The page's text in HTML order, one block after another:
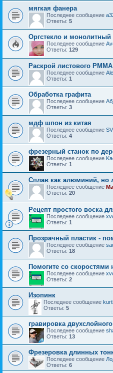
мягкая фанера
Последнее сообщение
Ответы: 5
Оргстекло и монолитный
Последнее сообщение
Ответы: 129
Раскрой листового
Последнее сообщение
Ответы: 1
Обработка графита
Последнее сообщение
Ответы: 3
мдф шпон из китая
Последнее сообщение
Ответы: 4
фрезерный станок по
Последнее сообщение
Ответы: 1
Сплав как алюминий, но
Последнее сообщение
Ответы: 20
Рецепт простого воска
Последнее сообщение
Ответы: 1
Прозрачный пластик -
Последнее сообщение
Ответы: 18
Помогите со скоростями
Последнее сообщение
Ответы: 2
Изопинк
Последнее сообщение
Ответы: 5
гравировка
Последнее сообщение
Ответы: 13
Фрезеровка длинных
Последнее сообщение
Ответы: 6